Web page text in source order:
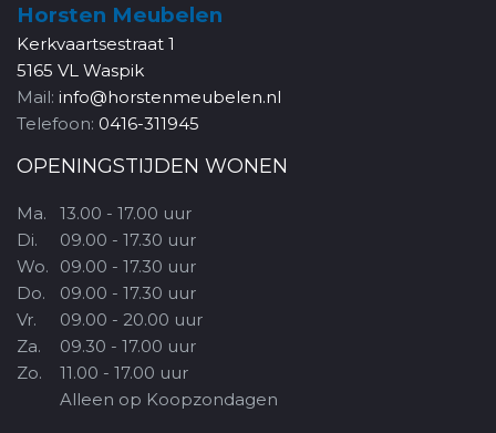
Horsten Meubelen
Kerkvaartsestraat 1
5165 VL Waspik
Mail: info@horstenmeubelen.nl
Telefoon: 0416-311945
OPENINGSTIJDEN WONEN
Ma.
Di.
Wo.
Do.
Vr.
Za.
Zo.
13.00 - 17.00 uur
09.00 - 17.30 uur
09.00 - 17.30 uur
09.00 - 17.30 uur
09.00 - 20.00 uur
09.30 - 17.00 uur
11.00 - 17.00 uur
Alleen op Koopzondagen